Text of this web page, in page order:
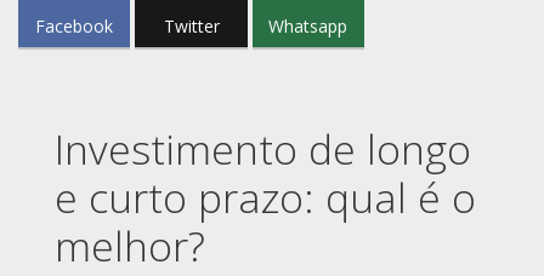
Facebook Twitter Whatsapp
Investimento de longo
e curto prazo: qual é o
melhor?